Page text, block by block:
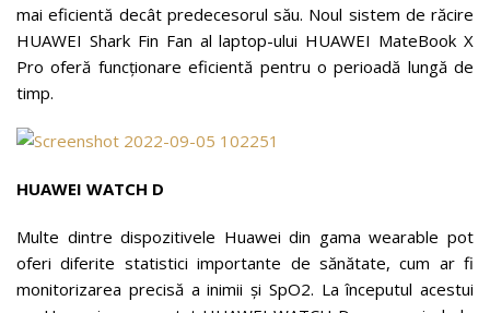
mai eficientă decât predecesorul său. Noul sistem de răcire
HUAWEI Shark Fin Fan al laptop-ului HUAWEI MateBook X
Pro oferă funcționare eficientă pentru o perioadă lungă de
timp.
HUAWEI WATCH D
Multe dintre dispozitivele Huawei din gama wearable pot
oferi diferite statistici importante de sănătate, cum ar fi
monitorizarea precisă a inimii și SpO2. La începutul acestui